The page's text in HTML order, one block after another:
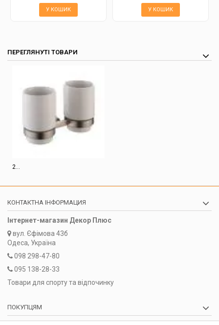
У КОШИК У КОШИК
ПЕРЕГЛЯНУТІ ТОВАРИ
2...
КОНТАКТНА ІНФОРМАЦИЯ
Інтернет-магазин Декор Плюс
вул. Єфімова 43б
Одеса, Україна
098 298-47-80
095 138-28-33
Товари для спорту та відпочинку
ПОКУПЦЯМ